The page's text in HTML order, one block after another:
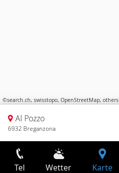
©search.ch, swisstopo, OpenStreetMap, others
Al Pozzo
6932 Breganzona
Tel Wetter Karte